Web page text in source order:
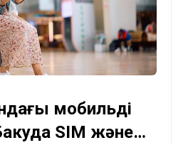
мобильді
SIM және